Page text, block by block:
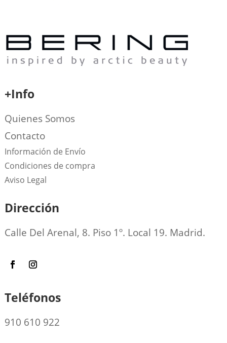
+Info
Quienes Somos
Contacto
Información de Envío
Condiciones de compra
Aviso Legal
Dirección
Calle Del Arenal, 8. Piso 1º. Local 19. Madrid.
Teléfonos
910 610 922